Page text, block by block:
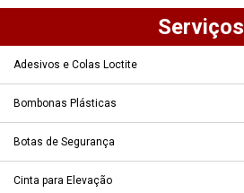
Serviços
Adesivos e Colas Loctite
Bombonas Plásticas
Botas de Segurança
Cinta para Elevação